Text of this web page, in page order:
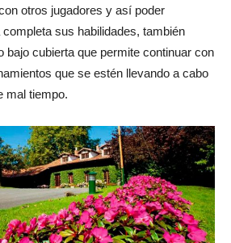
otros jugadores y así poder
sus habilidades, también
bajo cubierta que permite continuar con
que se estén llevando a cabo
mal tiempo.